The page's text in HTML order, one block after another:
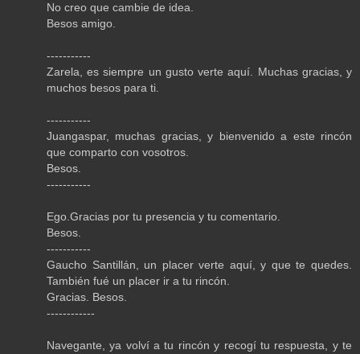
No creo que cambie de idea.
Besos amigo.
-----------
Zarela, es siempre un gusto verte aquí. Muchas gracias, y
muchos besos para ti.
-----------
Juangaspar, muchas gracias, y bienvenido a este rincón
que comparto con vosotros.
Besos.
-----------
Ego.Gracias por tu presencia y tu comentario.
Besos.
-----------
Gaucho Santillán, un placer verte aquí, y que te quedes.
También fué un placer ir a tu rincón.
Gracias. Besos.
------------
Navegante, ya volví a tu rincón y recogí tu respuesta, y te